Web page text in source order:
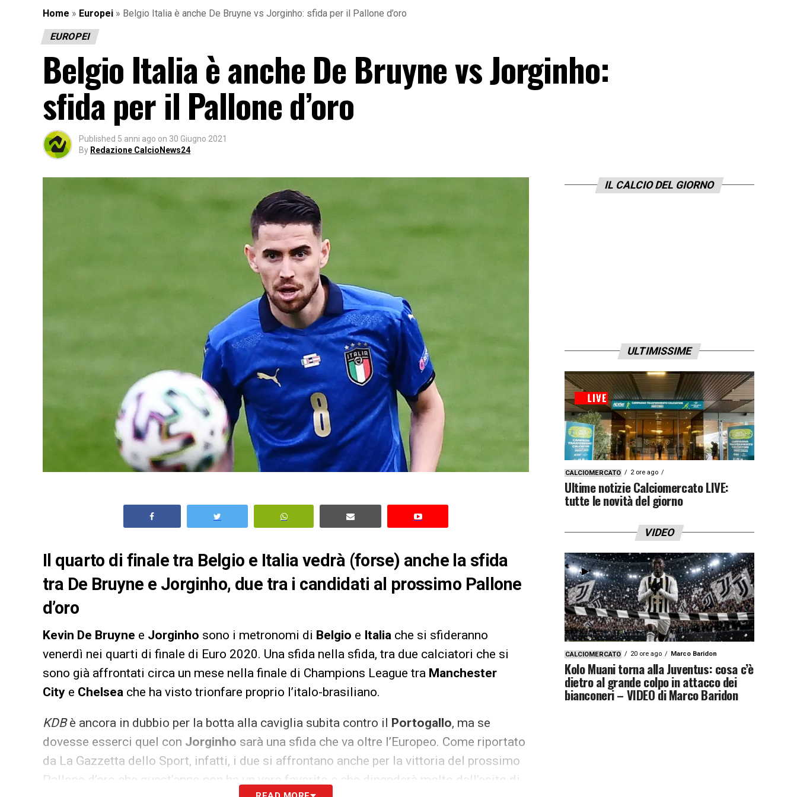
Home » Europei » Belgio Italia è anche De Bruyne vs Jorginho: sfida per il Pallone d’oro
EUROPEI
Belgio Italia è anche De Bruyne vs Jorginho:
sfida per il Pallone d’oro
Published 5 anni ago on 30 Giugno 2021
By Redazione CalcioNews24
Il quarto di finale tra Belgio e Italia vedrà (forse) anche la sfida
tra De Bruyne e Jorginho, due tra i candidati al prossimo Pallone
d’oro
Kevin De Bruyne e Jorginho sono i metronomi di Belgio e Italia che si sfideranno
venerdì nei quarti di finale di Euro 2020. Una sfida nella sfida, tra due calciatori che si
sono già affrontati circa un mese nella finale di Champions League tra Manchester
City e Chelsea che ha visto trionfare proprio l’italo-brasiliano.
KDBè ancora in dubbio per la botta alla caviglia subita contro il Portogallo, ma se
dovesse esserci quel con Jorginho sarà una sfida che va oltre l’Europeo. Come riportato
da La Gazzetta dello Sport, infatti, i due si affrontano anche per la vittoria del prossimo
Pallone d’oro che quest’anno non ha un vero favorito e che dipenderà molto dall’esito di
IL CALCIO DEL GIORNO
ULTIMISSIME
CALCIOMERCATO 2 ore ago
Ultime notizie Calciomercato LIVE:
tutte le novità del giorno
VIDEO
CALCIOMERCATO 20 ore ago Marco Baridon
Kolo Muani torna alla Juventus: cosa c’è
dietro al grande colpo in attacco dei
bianconeri – VIDEO di Marco Baridon